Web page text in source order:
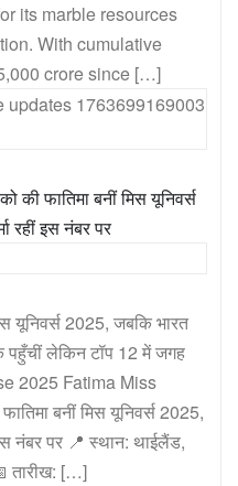
its marble resources
With cumulative
crore since […]
फातिमा बनीं मिस यूनिवर्स
रहीं इस नंबर पर
यूनिवर्स 2025, जबकि भारत
पहुँचीं लेकिन टॉप 12 में जगह
2025 Fatima Miss
बनीं मिस यूनिवर्स 2025,
नंबर पर 📍 स्थान: थाईलैंड,
तारीख: […]